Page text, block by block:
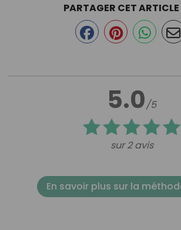
5.0/5
sur 2 avis
PARTAGER CET ARTICLE
En savoir plus sur la